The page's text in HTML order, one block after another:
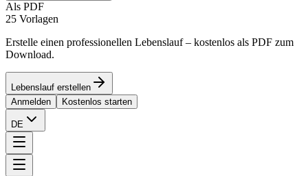
Als PDF
25 Vorlagen
Erstelle einen professionellen Lebenslauf – kostenlos als PDF zum
Download.
Lebenslauf erstellen
Anmelden
Kostenlos starten
DE